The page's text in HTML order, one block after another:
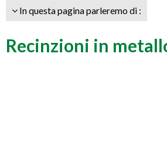
In questa pagina parleremo di :
Recinzioni in